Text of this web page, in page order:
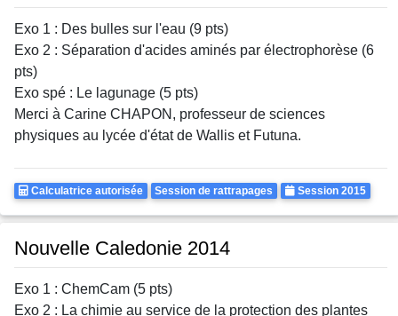
Exo 1 : Des bulles sur l'eau (9 pts)
Exo 2 : Séparation d'acides aminés par électrophorèse (6
pts)
Exo spé : Le lagunage (5 pts)
Merci à Carine CHAPON, professeur de sciences
physiques au lycée d'état de Wallis et Futuna.
Calculatrice
Calculatrice autorisée Rattrapages
Session de rattrapages Annee
Session 2015
Nouvelle Caledonie 2014
Exo 1 : ChemCam (5 pts)
Exo 2 : La chimie au service de la protection des plantes